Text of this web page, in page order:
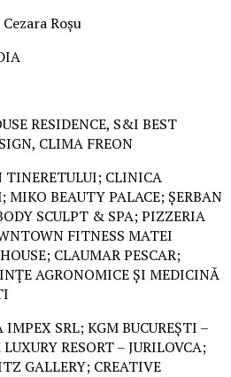
Roșu
RESIDENCE, S&I BEST
CLIMA FREON
TINERETULUI; CLINICA
BEAUTY PALACE; ȘERBAN
SCULPT & SPA; PIZZERIA
FITNESS MATEI
CLAUMAR PESCAR;
AGRONOMICE ȘI MEDICINĂ
SRL; KGM BUCUREȘTI –
RESORT – JURILOVCA;
GALLERY; CREATIVE